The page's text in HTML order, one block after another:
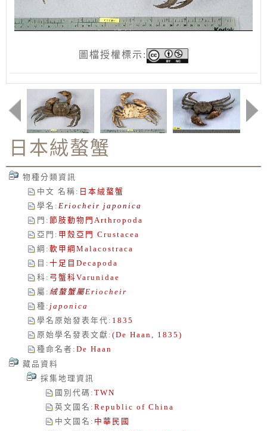
圖檔授權標示:
日本絨螯蟹
物種分類資訊
中文 名稱 : 日本絨螯蟹
學名 : Eriocheir japonica
門 : 節肢動物門 Arthropoda
亞門 : 甲殼亞門 Crustacea
綱 : 軟甲綱 Malacostraca
目 : 十足目 Decapoda
科 : 弓蟹科Varunidae
屬 : 絨螯蟹屬Eriocheir
種 : japonica
學名原始發表年代 : 1835
原始學名發表文獻 : (De Haan, 1835)
種命名者 : De Haan
藏品資料
採集地理資訊
國別代碼 : TWN
英文國名 : Republic of China
中文國名 : 中華民國